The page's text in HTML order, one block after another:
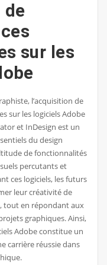
sur les
l’acquisition de
sur les logiciels Adobe
et InDesign est un
du design
de fonctionnalités
percutants et
ces logiciels, les futurs
leur créativité de
tout en répondant aux
graphiques. Ainsi,
Adobe constitue un
carrière réussie dans